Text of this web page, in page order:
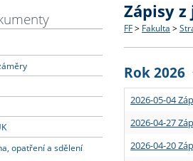
Struktura
Strategie
Podpora
Co
Učitelské
Rigorózní
O vědě a
Granty a
Aktuální
opatření a sdělení
Zápisy
FF > Fakulta >
Rok 2026
2026-05-04
2026-04-27
2026-04-20